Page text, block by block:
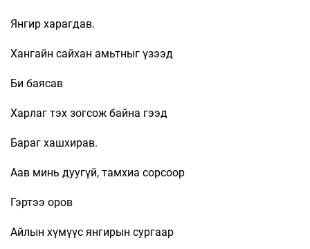
Янгир харагдав.
Хангайн сайхан амьтныг үзээд
Би баясав
Харлаг тэх зогсож байна гээд
Бараг хашхирав.
Аав минь дуугүй, тамхиа сорсоор
Гэртээ оров
Айлын хүмүүс янгирын сургаар